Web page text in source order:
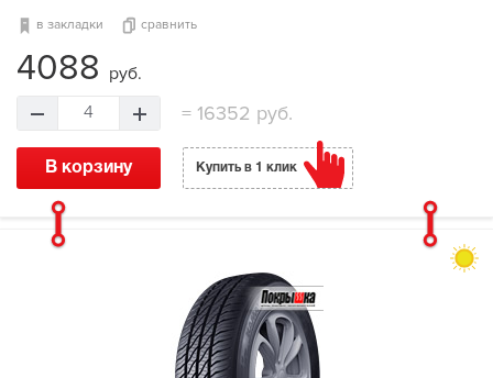
в закладки сравнить
4088 руб.
4 = 16352 руб.
В корзину Купить в 1 клик